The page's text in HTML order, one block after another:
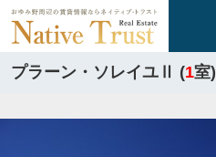
プラーン・ソレイユⅡ (1室)